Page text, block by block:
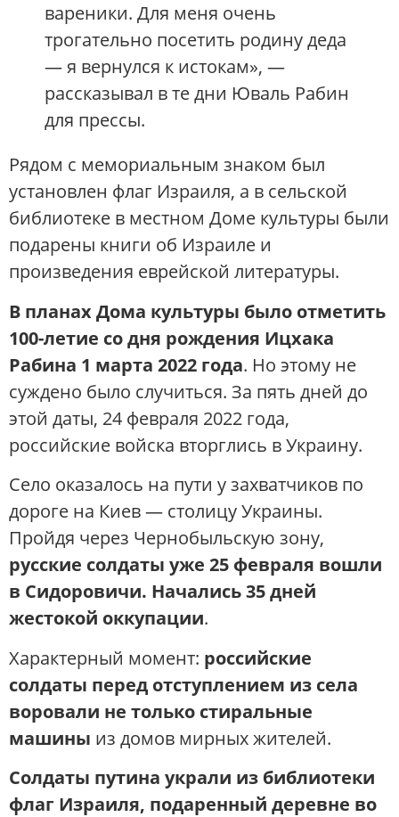
вареники. Для меня очень
трогательно посетить родину деда
— я вернулся к истокам», —
рассказывал в те дни Юваль Рабин
для прессы.
Рядом с мемориальным знаком был
установлен флаг Израиля, а в сельской
библиотеке в местном Доме культуры были
подарены книги об Израиле и
произведения еврейской литературы.
В планах Дома культуры было отметить
100-летие со дня рождения Ицхака
Рабина 1 марта 2022 года. Но этому не
суждено было случиться. За пять дней до
этой даты, 24 февраля 2022 года,
российские войска вторглись в Украину.
Село оказалось на пути у захватчиков по
дороге на Киев — столицу Украины.
Пройдя через Чернобыльскую зону,
русские солдаты уже 25 февраля вошли
в Сидоровичи. Начались 35 дней
жестокой оккупации.
Характерный момент: российские
солдаты перед отступлением из села
воровали не только стиральные
машины из домов мирных жителей.
Солдаты путина украли из библиотеки
флаг Израиля, подаренный деревне во